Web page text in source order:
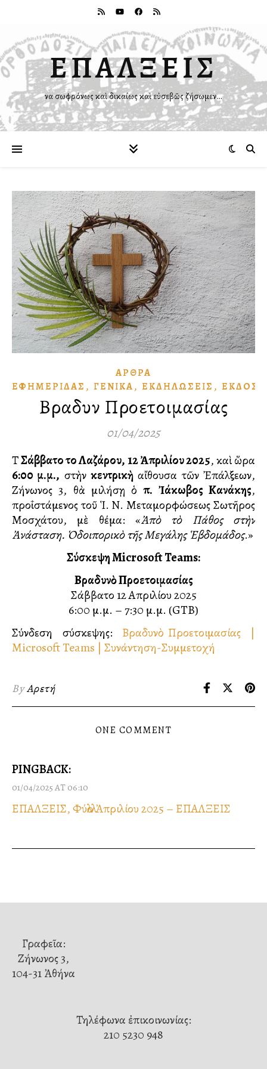
ΕΠΑΛΞΕΙΣ
Ἵνα σωφρόνως καὶ δικαίως καὶ εὐσεβῶς ζήσωμεν…
ἌΡΘΡΑ
ἘΦΗΜΕΡΊΔΑΣ , ΓΕΝΙΚΆ, ἘΚΔΗΛΏΣΕΙΣ ,
Βραδυνὸ Προετοιμασίας
01/04/2025
ΤὸΣάββατο τοῦ Λαζάρου, 12 Ἀπριλίου 2025, καὶ ὥρα
6:00 μ.μ., στὴνκεντρικὴ αἴθουσα τῶν Ἐπάλξεων,
Ζήνωνος 3, θὰ μιλήσῃ ὁπ. Ἰάκωβος Κανάκης,
προΐστάμενος τοῦ Ἱ. Ν. Μεταμορφώσεως Σωτῆρος
Μοσχάτου, μὲ θέμα: «Ἀπὸ τὸ Πάθος στὴν
Ἀνάσταση. Ὁδοιπορικὸ τῆς Μεγάλης Ἑβδομάδος.»
Σύσκεψη Microsoft Teams:
Βραδυνὸ Προετοιμασίας
Σάββατο 12 Απριλίου 2025
6:00 μ.μ. – 7:30 μ.μ. (GTB)
Σύνδεση σύσκεψης: Βραδυνὸ Προετοιμασίας |
Microsoft Teams | Συνάντηση-Συμμετοχή
ByΑρετή
ONE COMMENT
PINGBACK:
01/04/2025 AT 06:10
ΕΠΑΛΞΕΙΣ, Φύλλο Ἀπριλίου 2025 – ΕΠΑΛΞΕΙΣ
Γραφεῖα:
Ζήνωνος 3,
104-31 Ἀθήνα
Τηλέφωνα ἐπικοινωνίας:
210 5230 948